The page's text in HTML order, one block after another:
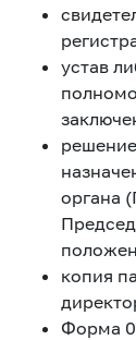
устав
органа
копия
Форма